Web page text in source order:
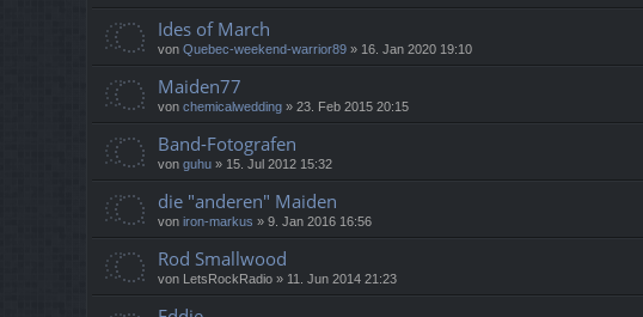
Ides of March
von Quebec-weekend-warrior89 » 16. Jan 2020 19:10
Maiden77
von chemicalwedding » 23. Feb 2015 20:15
Band-Fotografen
von guhu » 15. Jul 2012 15:32
die "anderen" Maiden
von iron-markus » 9. Jan 2016 16:56
Rod Smallwood
von LetsRockRadio » 11. Jun 2014 21:23